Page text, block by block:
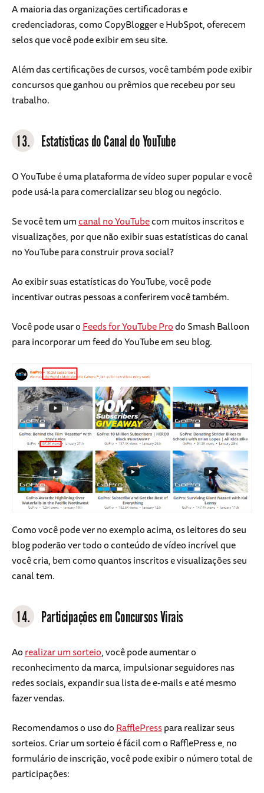
A maioria das organizações certificadoras e
credenciadoras, como CopyBlogger e HubSpot, oferecem
selos que você pode exibir em seu site.
Além das certificações de cursos, você também pode exibir
concursos que ganhou ou prêmios que recebeu por seu
trabalho.
13. Estatísticas do Canal do YouTube
O YouTube é uma plataforma de vídeo super popular e você
pode usá-la para comercializar seu blog ou negócio.
Se você tem umcanal no YouTubecom muitos inscritos e
visualizações, por que não exibir suas estatísticas do canal
no YouTube para construir prova social?
Ao exibir suas estatísticas do YouTube, você pode
incentivar outras pessoas a conferirem você também.
Você pode usar oFeeds for YouTube Prodo Smash Balloon
para incorporar um feed do YouTube em seu blog.
Como você pode ver no exemplo acima, os leitores do seu
blog poderão ver todo o conteúdo de vídeo incrível que
você cria, bem como quantos inscritos e visualizações seu
canal tem.
14. Participações em Concursos Virais
Aorealizar um sorteio, você pode aumentar o
reconhecimento da marca, impulsionar seguidores nas
redes sociais, expandir sua lista de e-mails e até mesmo
fazer vendas.
Recomendamos o uso doRafflePresspara realizar seus
sorteios. Criar um sorteio é fácil com o RafflePress e, no
formulário de inscrição, você pode exibir o número total de
participações: